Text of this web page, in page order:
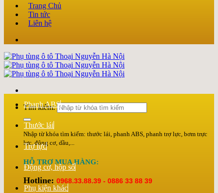
Trang Chủ
Tin tức
Liên hệ
Tìm kiếm:
Nhập từ khóa tìm kiếm: thước lái, phanh ABS, phanh trợ lực, bơm trực
lực, động cơ, dầu,...
HỖ TRỢ MUA HÀNG:
Hotline: 0968.33.88.39 - 0886 33 88 39
Phanh ABS
Thước lái
Trợ lực
Động cơ, hộp số
Phụ kiện khác